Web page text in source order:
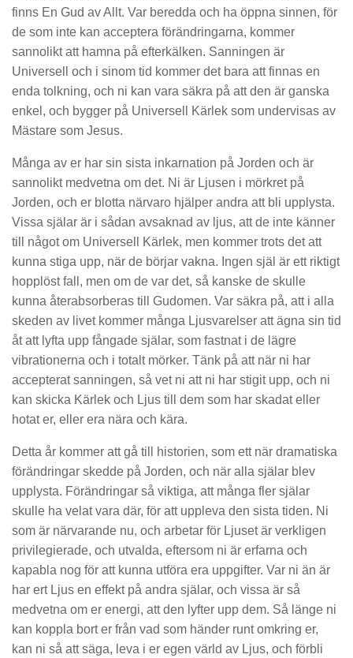
finns En Gud av Allt. Var beredda och ha öppna sinnen, för
de som inte kan acceptera förändringarna, kommer
sannolikt att hamna på efterkälken. Sanningen är
Universell och i sinom tid kommer det bara att finnas en
enda tolkning, och ni kan vara säkra på att den är ganska
enkel, och bygger på Universell Kärlek som undervisas av
Mästare som Jesus.
Många av er har sin sista inkarnation på Jorden och är
sannolikt medvetna om det. Ni är Ljusen i mörkret på
Jorden, och er blotta närvaro hjälper andra att bli upplysta.
Vissa själar är i sådan avsaknad av ljus, att de inte känner
till något om Universell Kärlek, men kommer trots det att
kunna stiga upp, när de börjar vakna. Ingen själ är ett riktigt
hopplöst fall, men om de var det, så kanske de skulle
kunna återabsorberas till Gudomen. Var säkra på, att i alla
skeden av livet kommer många Ljusvarelser att ägna sin tid
åt att lyfta upp fångade själar, som fastnat i de lägre
vibrationerna och i totalt mörker. Tänk på att när ni har
accepterat sanningen, så vet ni att ni har stigit upp, och ni
kan skicka Kärlek och Ljus till dem som har skadat eller
hotat er, eller era nära och kära.
Detta år kommer att gå till historien, som ett när dramatiska
förändringar skedde på Jorden, och när alla själar blev
upplysta. Förändringar så viktiga, att många fler själar
skulle ha velat vara där, för att uppleva den sista tiden. Ni
som är närvarande nu, och arbetar för Ljuset är verkligen
privilegierade, och utvalda, eftersom ni är erfarna och
kapabla nog för att kunna utföra era uppgifter. Var ni än är
har ert Ljus en effekt på andra själar, och vissa är så
medvetna om er energi, att den lyfter upp dem. Så länge ni
kan koppla bort er från vad som händer runt omkring er,
kan ni så att säga, leva i er egen värld av Ljus, och förbli